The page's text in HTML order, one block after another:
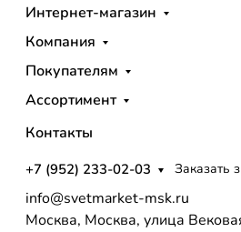
Интернет-магазин
Компания
Покупателям
Ассортимент
Контакты
+7 (952) 233-02-03 Заказать
info@svetmarket-msk.ru
Москва, Москва, улица